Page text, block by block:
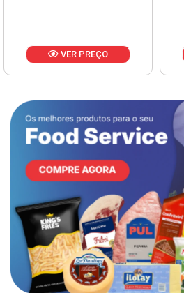
VER PREÇO